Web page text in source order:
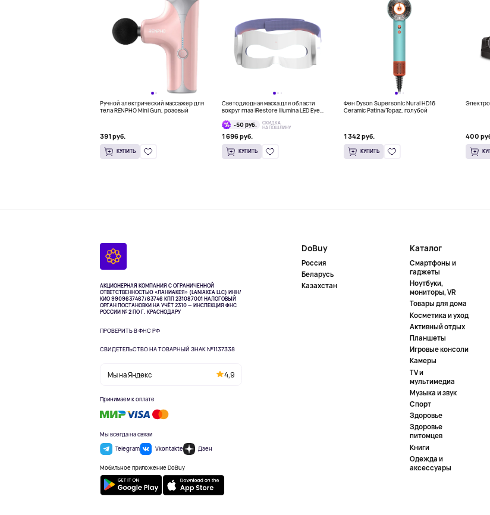
Ручной электрический массажер для
тела RENPHO Mini Gun, розовый
391 руб.
КУПИТЬ
Светодиодная маска для области
вокруг глаз iRestore Illumina LED Eye
-50 руб.
СКИДКА
НА ПОШЛИНУ
1 696 руб.
КУПИТЬ
Фен Dyson Supersonic Nural HD16
Ceramic Patina/Topaz, голубой
1 342 руб.
КУПИТЬ
400
АКЦИОНЕРНАЯ КОМПАНИЯ С ОГРАНИЧЕННОЙ
ОТВЕТСТВЕННОСТЬЮ «ЛАНИАКЕЯ» (LANIAKEA LLC) ИНН/
КИО 9909637467/63746 КПП 231087001НАЛОГОВЫЙ
ОРГАН ПОСТАНОВКИ НА УЧЁТ 2310 — ИНСПЕКЦИЯ ФНС
РОССИИ № 2 ПО Г. КРАСНОДАРУ
ПРОВЕРИТЬ В ФНС РФ
СВИДЕТЕЛЬСТВО НА ТОВАРНЫЙ ЗНАК №1137338
Мы на Яндекс 4,9
Принимаем к оплате
Мы всегда на связи
Telegram
Vkontakte Дзен
Мобильное приложение DoBuy
DoBuy
Россия
Беларусь
Казахстан
Каталог
Смартфоны и
гаджеты
Ноутбуки,
мониторы, VR
Товары для дома
Косметика и уход
Активный отдых
Планшеты
Игровые консоли
Камеры
TV и
мультимедиа
Музыка и звук
Спорт
Здоровье
Здоровье
питомцев
Книги
Одежда и
аксессуары